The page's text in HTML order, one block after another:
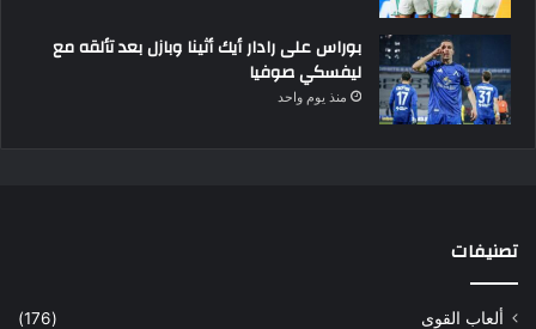
بوراس على رادار أيك أثينا وبازل بعد تألقه مع
ليفسكي صوفيا
منذ يوم واحد
تصنيفات
ألعاب القوى
(176)